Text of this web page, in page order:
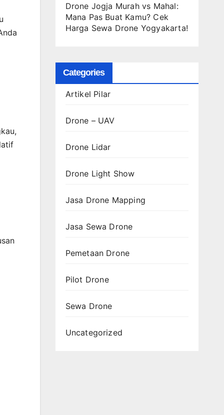
Drone Jogja Murah vs Mahal:
Mana Pas Buat Kamu? Cek
Harga Sewa Drone Yogyakarta!
Categories
Artikel Pilar
Drone – UAV
Drone Lidar
Drone Light Show
Jasa Drone Mapping
Jasa Sewa Drone
Pemetaan Drone
Pilot Drone
Sewa Drone
Uncategorized